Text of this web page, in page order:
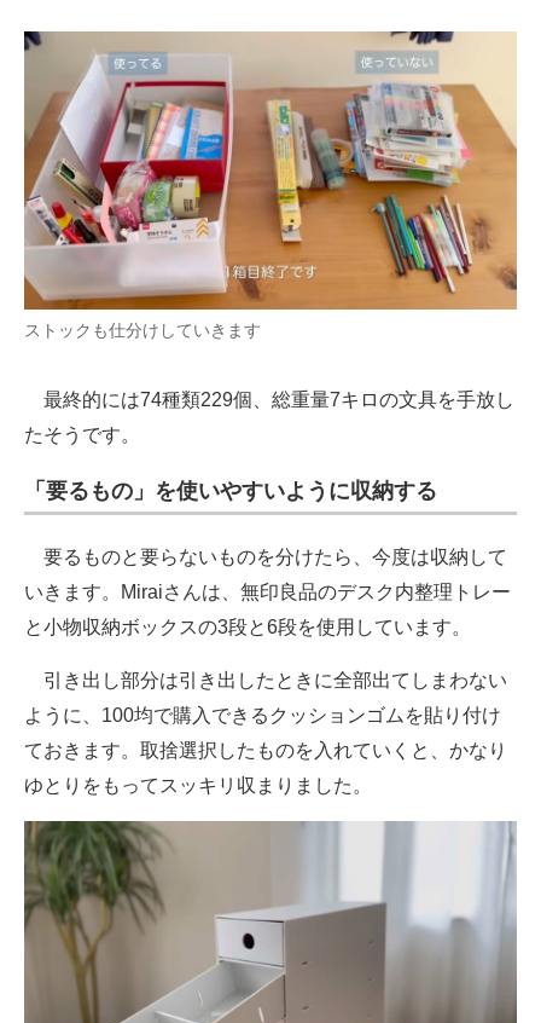
ストックも仕分けしていきます
最終的には74種類229個、総重量7キロの文具を手放し
たそうです。
「要るもの」を使いやすいように収納する
要るものと要らないものを分けたら、今度は収納して
いきます。Miraiさんは、無印良品のデスク内整理トレー
と小物収納ボックスの3段と6段を使用しています。
引き出し部分は引き出したときに全部出てしまわない
ように、100均で購入できるクッションゴムを貼り付け
ておきます。取捨選択したものを入れていくと、かなり
ゆとりをもってスッキリ収まりました。